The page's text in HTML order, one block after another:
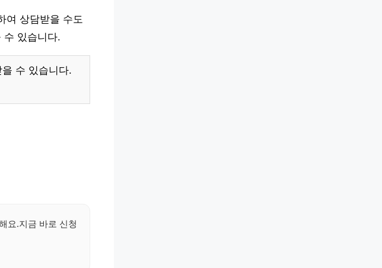
여 상담받을 수도
수 있습니다.
수 있습니다.
요.지금 바로 신청